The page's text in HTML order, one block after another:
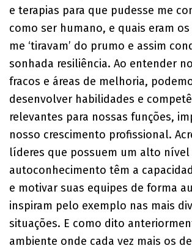
e terapias para que pudesse me
como ser humano, e quais eram
me ‘tiravam’ do prumo e assim
sonhada resiliência. Ao entender
fracos e áreas de melhoria,
desenvolver habilidades e
relevantes para nossas funções,
nosso crescimento profissional.
líderes que possuem um alto nível
autoconhecimento têm a
e motivar suas equipes de forma
inspiram pelo exemplo nas mais
situações. E como dito
ambiente onde cada vez mais os